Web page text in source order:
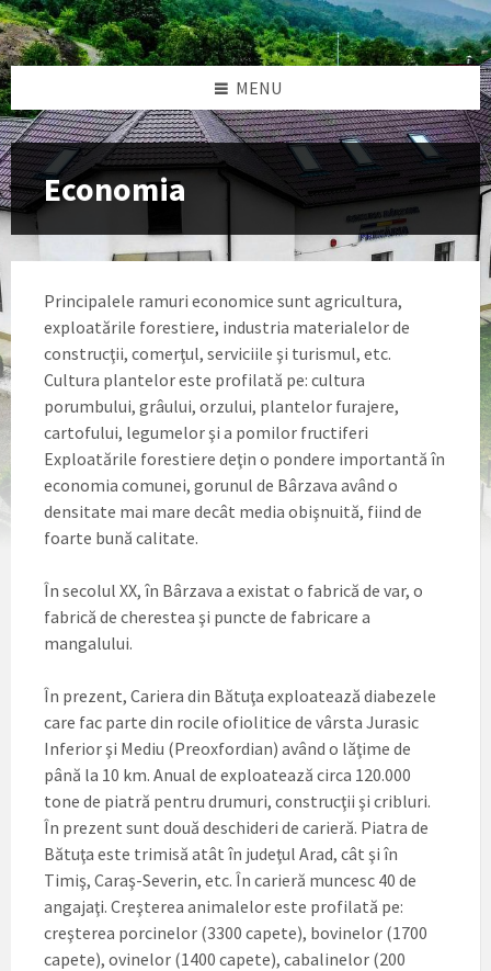
Skip
to
content
Skip
to
left
sidebar
Skip
to
right
sidebar
Skip
to
footer
MENU
Economia
Principalele ramuri economice sunt agricultura,
exploatările forestiere, industria materialelor de
construcţii, comerţul, serviciile şi turismul, etc.
Cultura plantelor este profilată pe: cultura
porumbului, grâului, orzului, plantelor furajere,
cartofului, legumelor şi a pomilor fructiferi
Exploatările forestiere deţin o pondere importantă în
economia comunei, gorunul de Bârzava având o
densitate mai mare decât media obişnuită, fiind de
foarte bună calitate.
În secolul XX, în Bârzava a existat o fabrică de var, o
fabrică de cherestea şi puncte de fabricare a
mangalului.
În prezent, Cariera din Bătuţa exploatează diabezele
care fac parte din rocile ofiolitice de vârsta Jurasic
Inferior şi Mediu (Preoxfordian) având o lăţime de
până la 10 km. Anual de exploatează circa 120.000
tone de piatră pentru drumuri, construcţii şi cribluri.
În prezent sunt două deschideri de carieră. Piatra de
Bătuţa este trimisă atât în judeţul Arad, cât şi în
Timiş, Caraş-Severin, etc. În carieră muncesc 40 de
angajaţi. Creşterea animalelor este profilată pe:
creşterea porcinelor (3300 capete), bovinelor (1700
capete), ovinelor (1400 capete), cabalinelor (200